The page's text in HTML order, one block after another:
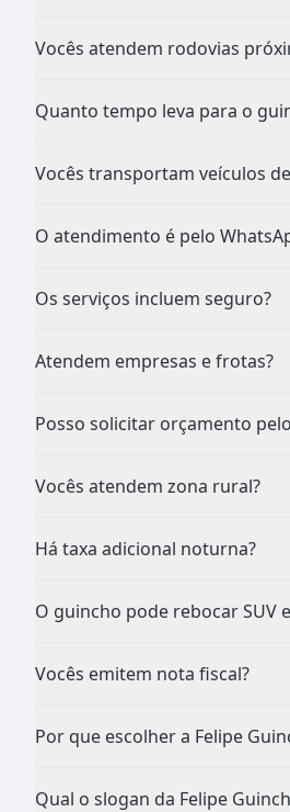
Vocês atendem rodovias
Quanto tempo leva para o
Vocês transportam veículos
O atendimento é pelo
Os serviços incluem seguro?
Atendem empresas e frotas?
Posso solicitar orçamento
Vocês atendem zona rural?
Há taxa adicional noturna?
O guincho pode rebocar SUV
Vocês emitem nota fiscal?
Por que escolher a Felipe
Qual o slogan da Felipe